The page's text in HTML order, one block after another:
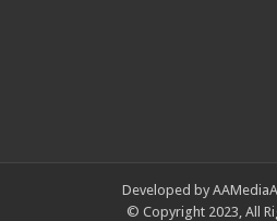
Developed by
© Copyright 2023, All